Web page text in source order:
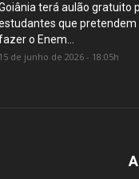
terá aulão gratuito
que pretendem
o Enem...
15 de junho de 2026 - 18:05h